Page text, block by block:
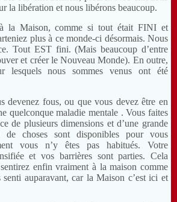
la libération et nous libérons beaucoup.
la Maison, comme si tout était FINI et
plus à ce monde-ci désormais. Nous
Tout EST fini. (Mais beaucoup d’entre
et créer le Nouveau Monde). En outre,
lesquels nous sommes venus ont été
devenez fous, ou que vous devez être en
quelconque maladie mentale . Vous faites
de plusieurs dimensions et d’une grande
de choses sont disponibles pour vous
vous n’y êtes pas habitués. Votre
et vos barrières sont parties. Cela
enfin vraiment à la maison comme
senti auparavant, car la Maison c’est ici et